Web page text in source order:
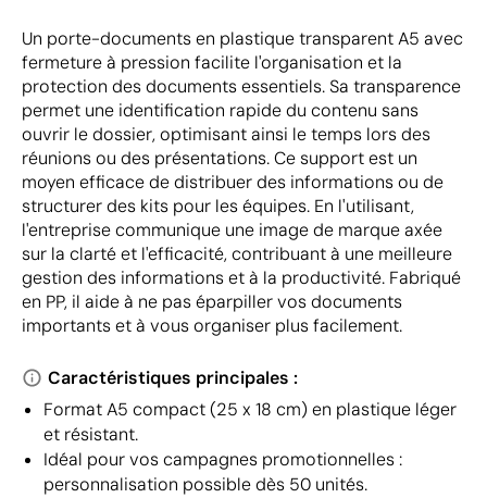
Un porte-documents en plastique transparent A5 avec
fermeture à pression facilite l'organisation et la
protection des documents essentiels. Sa transparence
permet une identification rapide du contenu sans
ouvrir le dossier, optimisant ainsi le temps lors des
réunions ou des présentations. Ce support est un
moyen efficace de distribuer des informations ou de
structurer des kits pour les équipes. En l'utilisant,
l'entreprise communique une image de marque axée
sur la clarté et l'efficacité, contribuant à une meilleure
gestion des informations et à la productivité. Fabriqué
en PP, il aide à ne pas éparpiller vos documents
importants et à vous organiser plus facilement.
Caractéristiques principales :
Format A5 compact (25 x 18 cm) en plastique léger
et résistant.
Idéal pour vos campagnes promotionnelles :
personnalisation possible dès 50 unités.